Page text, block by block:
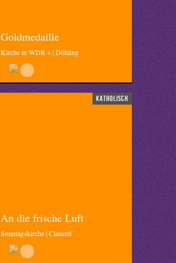
Goldmedaille
Kirche in WDR 4 | Döhling
katholisch
An die frische Luft
Sonntagskirche | Clancett